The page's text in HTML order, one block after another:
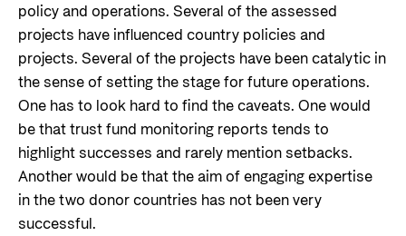
policy and operations. Several of the assessed
projects have influenced country policies and
projects. Several of the projects have been catalytic in
the sense of setting the stage for future operations.
One has to look hard to find the caveats. One would
be that trust fund monitoring reports tends to
highlight successes and rarely mention setbacks.
Another would be that the aim of engaging expertise
in the two donor countries has not been very
successful.